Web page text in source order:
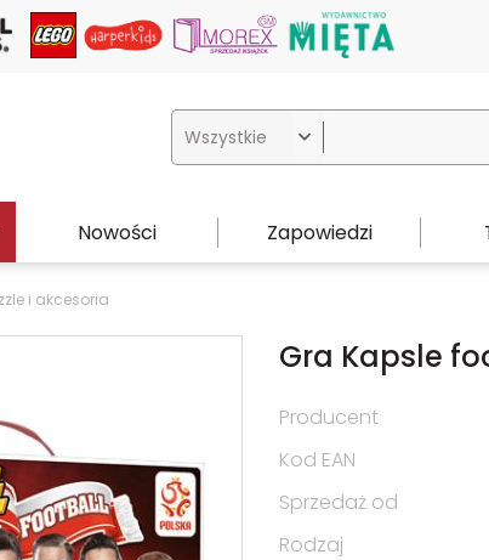

Nowości Zapowiedzi
i akcesoria
Gra Kapsle
Producent
Kod EAN
Sprzedaż od
Rodzaj